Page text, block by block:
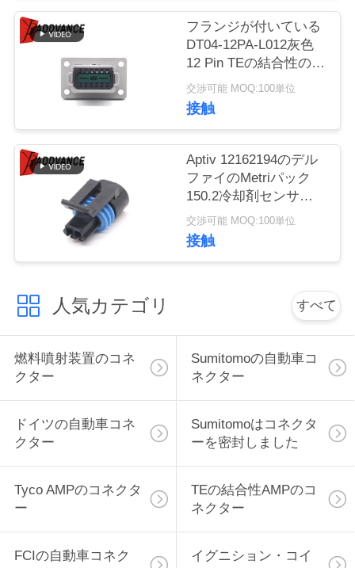
達
に
し
な
引
を
要
求
し
な
さ
い
フランジが付いている
DT04-12PA-L012灰色
12 Pin TEの結合性の長
方形の男性の自動車コ
ネクター
交渉可能 MOQ:100単位
接触
Aptiv 12162194のデル
ファイのMetriパック
150.2冷却剤センサー
のためのシリーズ女性
2 Pinの引きに座席コネ
クター
交渉可能 MOQ:100単位
接触
人気カテゴリ すべて
燃料噴射装置のコネ
クター
Sumitomoの自動車コ
ネクター
ドイツの自動車コネ
クター
Sumitomoはコネクタ
ーを密封しました
Tyco AMPのコネクタ
ー
TEの結合性AMPのコ
ネクター
FCIの自動車コネク
イグニション・コイ